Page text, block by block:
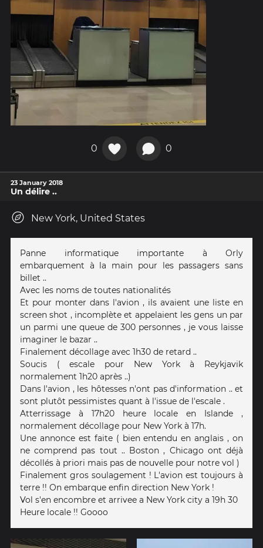
0 0
23 January 2018
Un délire ..
New York, United States
Panne informatique importante à Orly
embarquement à la main pour les passagers sans
billet ..
Avec les noms de toutes nationalités
Et pour monter dans l'avion , ils avaient une liste en
screen shot , incomplète et appelaient les gens un par
un parmi une queue de 300 personnes , je vous laisse
imaginer le bazar ..
Finalement décollage avec 1h30 de retard ..
Soucis ( escale pour New York à Reykjavik
normalement 1h20 après ..)
Dans l'avion , les hôtesses n'ont pas d'information .. et
sont plutôt pessimistes quant à l'issue de l'escale .
Atterrissage à 17h20 heure locale en Islande ,
normalement décollage pour New York à 17h.
Une annonce est faite ( bien entendu en anglais , on
ne comprend pas tout .. Boston , Chicago ont déjà
décollés à priori mais pas de nouvelle pour notre vol )
Finalement gros soulagement ! L'avion est toujours à
terre !! On embarque enfin direction New York !
Vol s'en encombre et arrivee a New York city a 19h 30
Heure locale !! Goooo